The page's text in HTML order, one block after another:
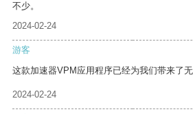
不少。
2024-02-24
游客
这款加速器VPM应用程序已经为我们带来了无
2024-02-24